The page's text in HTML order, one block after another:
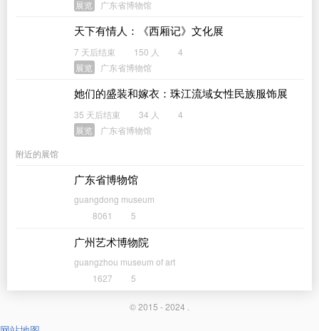
展览
广东省博物馆
天下有情人：《西厢记》文化展
7 天后结束 150 人
4
展览
广东省博物馆
她们的盛装和嫁衣：珠江流域女性民族服饰展
35 天后结束 34 人
4
展览
广东省博物馆
附近的展馆
广东省博物馆
guangdong museum
8061
5
广州艺术博物院
guangzhou museum of art
1627
5
© 2015 - 2024 .